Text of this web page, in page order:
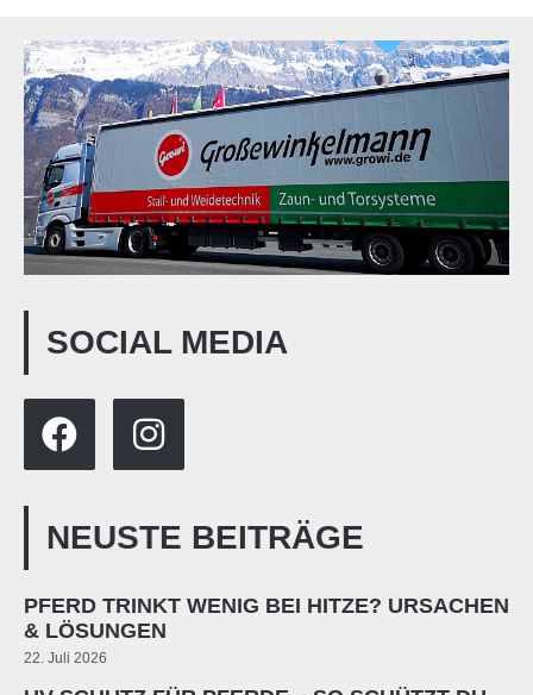
SOCIAL MEDIA
NEUSTE BEITRÄGE
PFERD TRINKT WENIG BEI HITZE? URSACHEN
& LÖSUNGEN
22. Juli 2026